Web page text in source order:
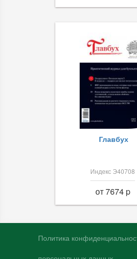
Главбух
Индекс Э40708
от 7674 p
Политика